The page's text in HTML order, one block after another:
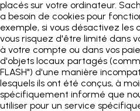
placés sur votre ordinateur.
a besoin de cookies pour
exemple, si vous désactivez les
vous risquez d'être limité dans
à votre compte ou dans vos
d'objets locaux partagés
FLASH") d'une manière
lesquels ils ont été conçus, à
spécifiquement informé que
utiliser pour un service